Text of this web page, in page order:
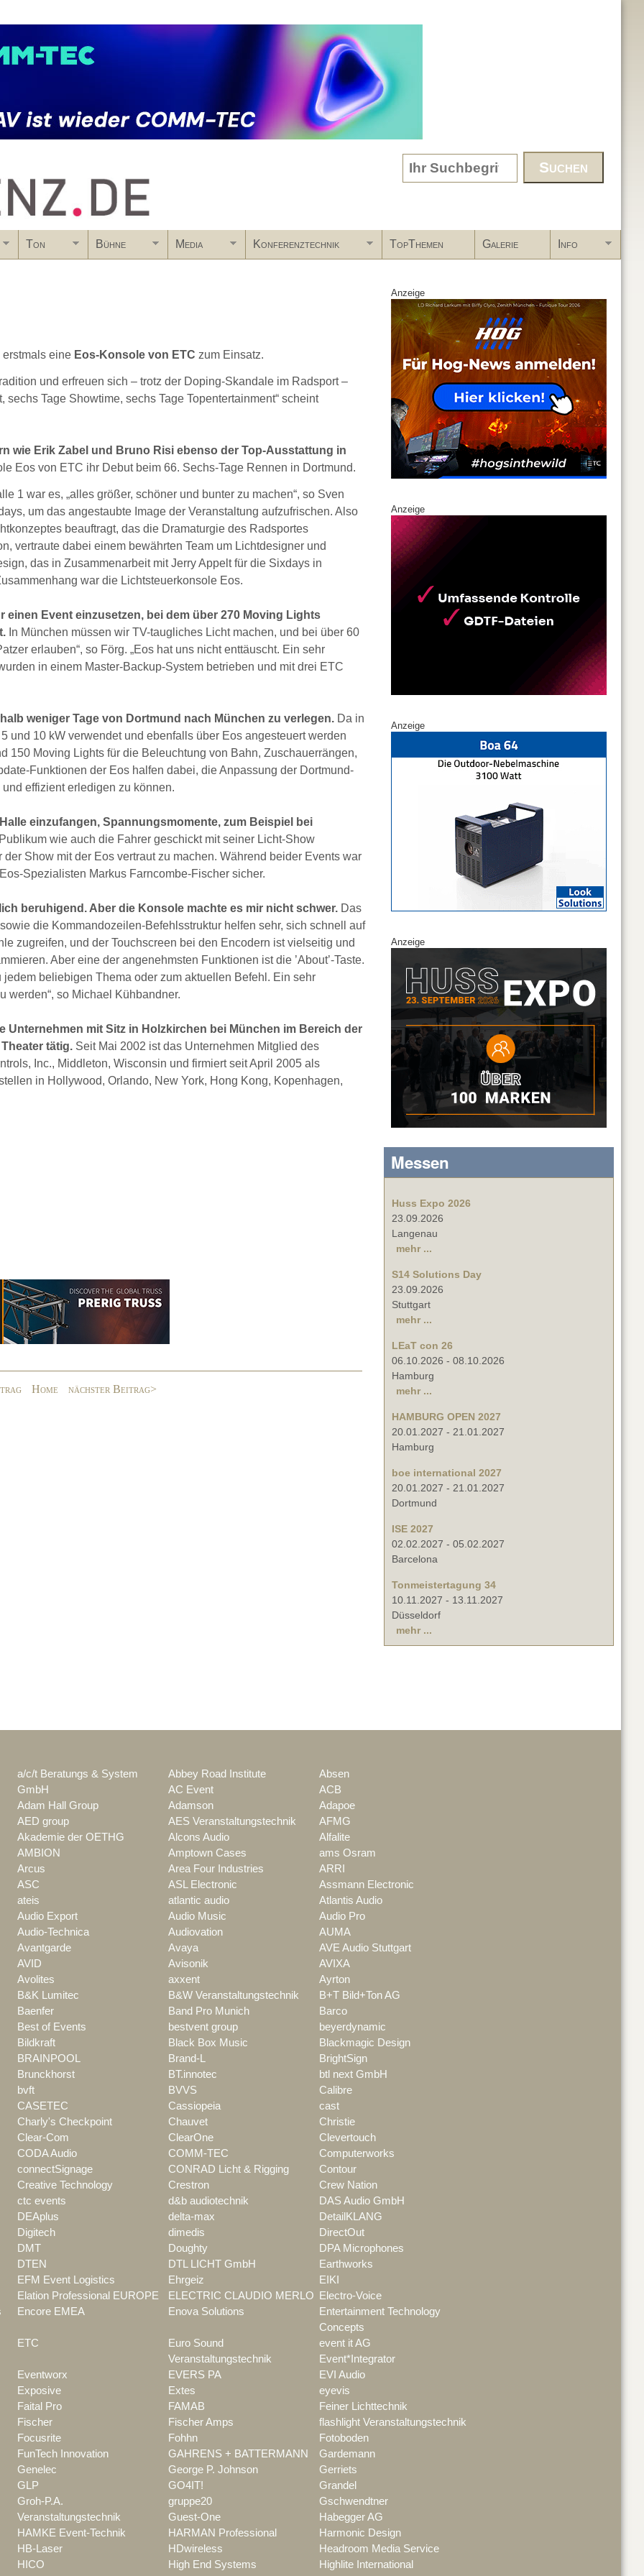
Search form
Ton Bühne Media Konferenztechnik TopThemen Galerie Info
eine Eos-Konsole von ETC zum Einsatz.
und erfreuen sich – trotz der Doping-Skandale im Radsport –
Tage Showtime, sechs Tage Topentertainment“ scheint
wie Erik Zabel und Bruno Risi ebenso der Top-Ausstattung in
Eos von ETC ihr Debut beim 66. Sechs-Tage Rennen in Dortmund.
1 war es, „alles größer, schöner und bunter zu machen“, so Sven
um das angestaubte Image der Veranstaltung aufzufrischen. Also
beauftragt, das die Dramaturgie des Radsportes
vertraute dabei einem bewährten Team um Lichtdesigner und
das in Zusammenarbeit mit Jerry Appelt für die Sixdays in
war die Lichtsteuerkonsole Eos.
Event einzusetzen, bei dem über 270 Moving Lights
In München müssen wir TV-taugliches Licht machen, und bei über 60
erlauben“, so Förg. „Eos hat uns nicht enttäuscht. Ein sehr
in einem Master-Backup-System betrieben und mit drei ETC
weniger Tage von Dortmund nach München zu verlegen. Da in
und 10 kW verwendet und ebenfalls über Eos angesteuert werden
150 Moving Lights für die Beleuchtung von Bahn, Zuschauerrängen,
Funktionen der Eos halfen dabei, die Anpassung der Dortmund-
effizient erledigen zu können.
einzufangen, Spannungsmomente, zum Beispiel bei
wie auch die Fahrer geschickt mit seiner Licht-Show
Show mit der Eos vertraut zu machen. Während beider Events war
Spezialisten Markus Farncombe-Fischer sicher.
beruhigend. Aber die Konsole machte es mir nicht schwer. Das
die Kommandozeilen-Befehlsstruktur helfen sehr, sich schnell auf
zugreifen, und der Touchscreen bei den Encodern ist vielseitig und
Aber eine der angenehmsten Funktionen ist die ’About’-Taste.
beliebigen Thema oder zum aktuellen Befehl. Ein sehr
werden“, so Michael Kühbandner.
mit Sitz in Holzkirchen bei München im Bereich der
tätig. Seit Mai 2002 ist das Unternehmen Mitglied des
Inc., Middleton, Wisconsin und firmiert seit April 2005 als
in Hollywood, Orlando, New York, Hong Kong, Kopenhagen,
Home nächster Beitrag>
Anzeige
Anzeige
Anzeige
Anzeige
Messen
Huss Expo 2026
23.09.2026
Langenau
mehr ...
S14 Solutions Day
23.09.2026
Stuttgart
mehr ...
LEaT con 26
06.10.2026 - 08.10.2026
Hamburg
mehr ...
HAMBURG OPEN 2027
20.01.2027 - 21.01.2027
Hamburg
boe international 2027
20.01.2027 - 21.01.2027
Dortmund
ISE 2027
02.02.2027 - 05.02.2027
Barcelona
Tonmeistertagung 34
10.11.2027 - 13.11.2027
Düsseldorf
mehr ...
a/c/t Beratungs & System
GmbH
Abbey Road Institute
Absen
AC Event
ACB
Adam Hall Group Adamson
Adapoe
AED group AES Veranstaltungstechnik
AFMG
Akademie der OETHG Alcons Audio
Alfalite
AMBION Amptown Cases
ams Osram
Arcus Area Four Industries
ARRI
ASC ASL Electronic
Assmann Electronic
ateis atlantic audio
Atlantis Audio
Audio Export Audio Music
Audio Pro
Audio-Technica Audiovation
AUMA
Avantgarde Avaya
AVE Audio Stuttgart
AVID Avisonik
AVIXA
Avolites axxent
Ayrton
B&K Lumitec B&W Veranstaltungstechnik
B+T Bild+Ton AG
Baenfer Band Pro Munich
Barco
Best of Events bestvent group
beyerdynamic
Bildkraft Black Box Music
Blackmagic Design
BRAINPOOL Brand-L
BrightSign
Brunckhorst BT.innotec
btl next GmbH
bvft BVVS
Calibre
CASETEC Cassiopeia
cast
Charly's Checkpoint Chauvet
Christie
Clear-Com ClearOne
Clevertouch
CODA Audio COMM-TEC
Computerworks
connectSignage CONRAD Licht & Rigging
Contour
Creative Technology Crestron
Crew Nation
ctc events d&b audiotechnik
DAS Audio GmbH
DEAplus delta-max
DetailKLANG
Digitech dimedis
DirectOut
DMT Doughty
DPA Microphones
DTEN DTL LICHT GmbH
Earthworks
EFM Event Logistics Ehrgeiz
EIKI
Elation Professional EUROPE ELECTRIC CLAUDIO MERLO
Electro-Voice
Encore EMEA Enova Solutions
Entertainment Technology
Concepts
ETC
Euro Sound
Veranstaltungstechnik
event it AG
Event*Integrator
Eventworx EVERS PA
EVI Audio
Exposive Extes
eyevis
Faital Pro FAMAB
Feiner Lichttechnik
Fischer Fischer Amps
flashlight Veranstaltungstechnik
Focusrite Fohhn
Fotoboden
FunTech Innovation GAHRENS + BATTERMANN
Gardemann
Genelec George P. Johnson
Gerriets
GLP GO4IT!
Grandel
Groh-P.A.
Veranstaltungstechnik
gruppe20
Gschwendtner
Guest-One
Habegger AG
HAMKE Event-Technik HARMAN Professional
Harmonic Design
HB-Laser HDwireless
Headroom Media Service
HICO High End Systems
Highlite International